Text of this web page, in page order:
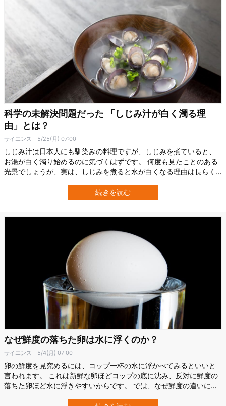
科学の未解決問題だった 「しじみ汁が白く濁る理
由」とは？
サイエンス 5/25(月) 07:00
しじみ汁は日本人にも馴染みの料理ですが、しじみを煮ていると、
お湯が白く濁り始めるのに気づくはずです。 何度も見たことのある
光景でしょうが、実は、しじみを煮ると水が白くなる理由は長らく
源科学部生命科学科の研究チームは2022年に、この未解決の白濁の
秘密を解明すべく調査を開始。 その結果、しじみ汁が白く濁る原因
続きを読む
なぜ鮮度の落ちた卵は水に浮くのか？
サイエンス 5/4(月) 07:00
卵の鮮度を見究めるには、コップ一杯の水に浮かべてみるといいと
言われます。 これは新鮮な卵ほどコップの底に沈み、反対に鮮度の
落ちた卵ほど水に浮きやすいからです。 では、なぜ鮮度の違いによ